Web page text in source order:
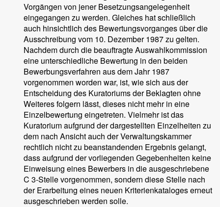
Vorgängen von jener Besetzungsangelegenheit
eingegangen zu werden. Gleiches hat schließlich
auch hinsichtlich des Bewertungsvorganges über die
Ausschreibung vom 10. Dezember 1987 zu gelten.
Nachdem durch die beauftragte Auswahlkommission
eine unterschiedliche Bewertung in den beiden
Bewerbungsverfahren aus dem Jahr 1987
vorgenommen worden war, ist, wie sich aus der
Entscheidung des Kuratoriums der Beklagten ohne
Weiteres folgern lässt, dieses nicht mehr in eine
Einzelbewertung eingetreten. Vielmehr ist das
Kuratorium aufgrund der dargestellten Einzelheiten zu
dem nach Ansicht auch der Verwaltungskammer
rechtlich nicht zu beanstandenden Ergebnis gelangt,
dass aufgrund der vorliegenden Gegebenheiten keine
Einweisung eines Bewerbers in die ausgeschriebene
C 3-Stelle vorgenommen, sondern diese Stelle nach
der Erarbeitung eines neuen Kriterienkataloges erneut
ausgeschrieben werden solle.